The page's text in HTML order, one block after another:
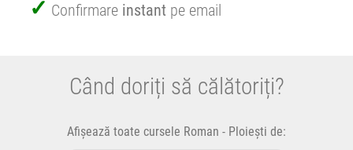
Confirmare instant pe email
Când doriți să călătoriți?
Afișează toate cursele Roman - Ploiești de: